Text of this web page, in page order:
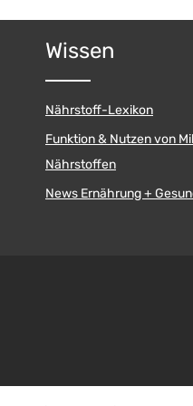
Wissen
Nährstoff-Lexikon
Funktion & Nutzen von
Nährstoffen
News Ernährung +
Adresse*